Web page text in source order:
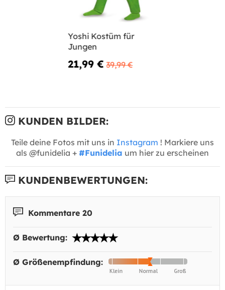
Yoshi Kostüm für
Jungen
21,99 € 39,99 €
KUNDEN BILDER:
Teile deine Fotos mit uns in Instagram ! Markiere uns
als @funidelia + #Funidelia um hier zu erscheinen
KUNDENBEWERTUNGEN:
Kommentare 20
Ø Bewertung:
Ø Größenempfindung: